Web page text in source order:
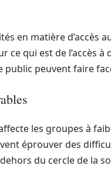
en matière d’accès
qui est de l’accès à
peuvent faire
les groupes à
éprouver des
du cercle de la